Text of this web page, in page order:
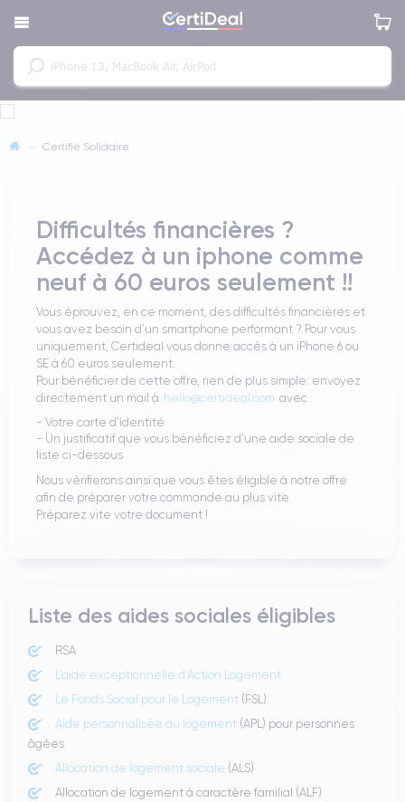
Certifié Solidaire
Difficultés financières ?
Accédez à un iphone comme
neuf à 60 euros seulement !!
Vous éprouvez, en ce moment, des difficultés financières et
vous avez besoin d’un smartphone performant ? Pour vous
uniquement, Certideal vous donne accès à un iPhone 6 ou
SE à 60 euros seulement.
Pour bénéficier de cette offre, rien de plus simple: envoyez
directement un mail à hello@certideal.com avec :
Votre carte d’identité
Un justificatif que vous bénéficiez d’une aide sociale de
liste ci-dessous
Nous vérifierons ainsi que vous êtes éligible à notre offre
afin de préparer votre commande au plus vite.
Préparez vite votre document !
Liste des aides sociales éligibles
RSA
L’aide exceptionnelle d’Action Logement
Le Fonds Social pour le Logement (FSL)
Aide personnalisée au logement (APL) pour personnes
âgées
Allocation de logement sociale (ALS)
Allocation de logement à caractère familial (ALF)